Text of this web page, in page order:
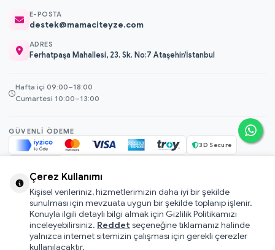
E-POSTA
destek@mamaciteyze.com
ADRES
Ferhatpaşa Mahallesi, 23. Sk. No:7 Ataşehir/İstanbul
Hafta içi 09:00–18:00
Cumartesi 10:00–13:00
GÜVENLI ÖDEME
3D Secure
© 2026 Mamacı Teyze · Nurşen ve ekibi ile birlikte ile hazırlandı.
Mesafeli Satış Sözleşmesi
Pati Puan Kazanma Koşulları
Gizlilik ve Çerez Politikası
Çerez Kullanımı
Kişisel verileriniz, hizmetlerimizin daha iyi bir şekilde
sunulması için mevzuata uygun bir şekilde toplanıp işlenir.
Konuyla ilgili detaylı bilgi almak için Gizlilik Politikamızı
inceleyebilirsiniz. Reddet seçeneğine tıklamanız halinde
yalnızca internet sitemizin çalışması için gerekli çerezler
kullanılacaktır.